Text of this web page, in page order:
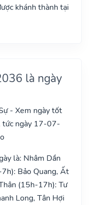
khánh thành tại
là ngày
- Xem ngày tốt
tức ngày 17-07-
là: Nhâm Dần
Bảo Quang, Ất
(15h-17h): Tư
Long, Tân Hợi